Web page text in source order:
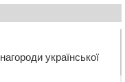
української